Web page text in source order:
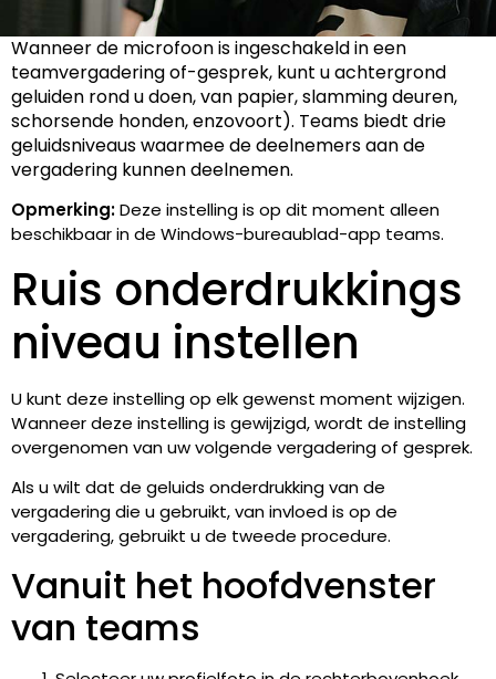
Wanneer de microfoon is ingeschakeld in een
teamvergadering of-gesprek, kunt u achtergrond
geluiden rond u doen, van papier, slamming deuren,
schorsende honden, enzovoort). Teams biedt drie
geluidsniveaus waarmee de deelnemers aan de
vergadering kunnen deelnemen.
Opmerking:Deze instelling is op dit moment alleen
beschikbaar in de Windows-bureaublad-app teams.
Ruis onderdrukkings
niveau instellen
U kunt deze instelling op elk gewenst moment wijzigen.
Wanneer deze instelling is gewijzigd, wordt de instelling
overgenomen van uw volgende vergadering of gesprek.
Als u wilt dat de geluids onderdrukking van de
vergadering die u gebruikt, van invloed is op de
vergadering, gebruikt u de tweede procedure.
Vanuit het hoofdvenster
van teams